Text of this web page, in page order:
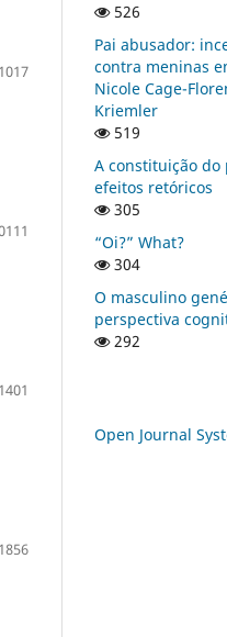
526
Pai abusador:
contra meninas
Nicole Cage-
Kriemler
519
A constituição do
efeitos retóricos
305
“Oi?” What?
304
O masculino
perspectiva
292
Open Journal